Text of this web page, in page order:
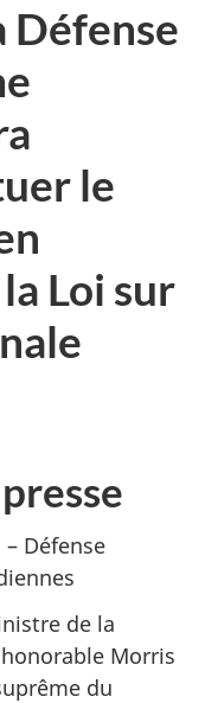
Défense
le
Loi sur
Défense
de la
Morris
du